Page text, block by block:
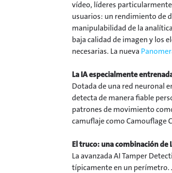
vídeo, líderes
usuarios: un rendimiento de
manipulabilidad de la
baja calidad de imagen y los
necesarias. La nueva
La IA especialmente
Dotada de una red neuronal
detecta de manera fiable
patrones de movimiento
camuflaje como Camouflage
El truco: una combinación de
La avanzada AI Tamper
típicamente en un perímetro.